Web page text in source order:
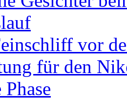
vor
für den